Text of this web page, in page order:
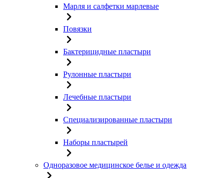
Марля и салфетки марлевые
Повязки
Бактерицидные пластыри
Рулонные пластыри
Лечебные пластыри
Специализированные пластыри
Наборы пластырей
Одноразовое медицинское белье и одежда